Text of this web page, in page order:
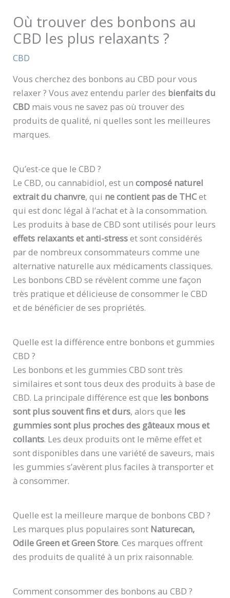
Où trouver des bonbons au
CBD les plus relaxants ?
CBD
Vous cherchez des bonbons au CBD pour vous
relaxer ? Vous avez entendu parler des bienfaits du
CBD mais vous ne savez pas où trouver des
produits de qualité, ni quelles sont les meilleures
marques.
Qu’est-ce que le CBD ?
Le CBD, ou cannabidiol, est uncomposé naturel
extrait du chanvre, qui ne contient pas de THCet
qui est donc légal à l’achat et à la consommation.
Les produits à base de CBD sont utilisés pour leurs
effets relaxants et anti-stresset sont considérés
par de nombreux consommateurs comme une
alternative naturelle aux médicaments classiques.
Les bonbons CBD se révèlent comme une façon
très pratique et délicieuse de consommer le CBD
et de bénéficier de ses propriétés.
Quelle est la différence entre bonbons et gummies
CBD ?
Les bonbons et les gummies CBD sont très
similaires et sont tous deux des produits à base de
CBD. La principale différence est que les bonbons
sont plus souvent fins et durs, alors que les
gummies sont plus proches des gâteaux mous et
collants. Les deux produits ont le même effet et
sont disponibles dans une variété de saveurs, mais
les gummies s’avèrent plus faciles à transporter et
à consommer.
Quelle est la meilleure marque de bonbons CBD ?
Les marques plus populaires sont Naturecan,
Odile Green et Green Store. Ces marques offrent
des produits de qualité à un prix raisonnable.
Comment consommer des bonbons au CBD ?